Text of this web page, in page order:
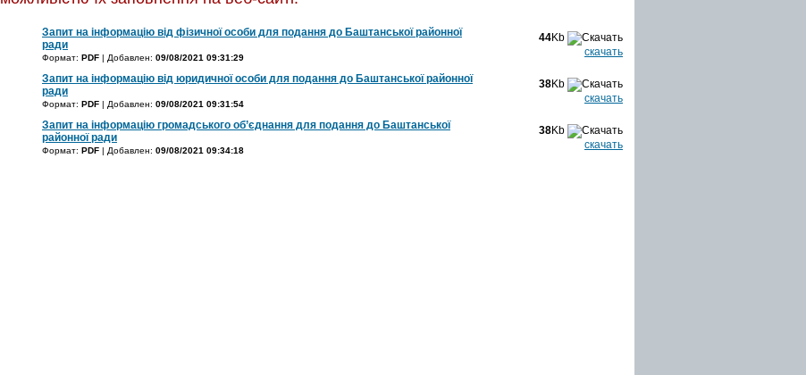
Запит на інформацію від фізичної особи для подання до Баштанської районної
ради
Формат: PDF | Добавлен: 09/08/2021 09:31:29
44Kb
скачать
Запит на інформацію від юридичної особи для подання до Баштанської районної
ради
Формат: PDF | Добавлен: 09/08/2021 09:31:54
38Kb
скачать
Запит на інформацію громадського об’єднання для подання до Баштанської
районної ради
Формат: PDF | Добавлен: 09/08/2021 09:34:18
38Kb
скачать